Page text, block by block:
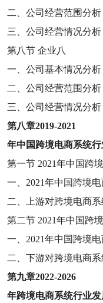
二、公司经营范围分析
三、公司经营情况分析
第八节 企业八
一、公司基本情况分析
二、公司经营范围分析
三、公司经营情况分析
第八章2019-2021
年中国跨境电商系统
第一节 2021年中国跨
一、 2021年中国跨境
二、上游对跨境电商
第二节 2021年中国跨
一、 2021年中国跨境
二、下游对跨境电商
第九章2022-2026
年跨境电商系统行业